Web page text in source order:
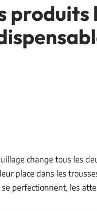
produits
change tous les
place dans les
perfectionnent, les